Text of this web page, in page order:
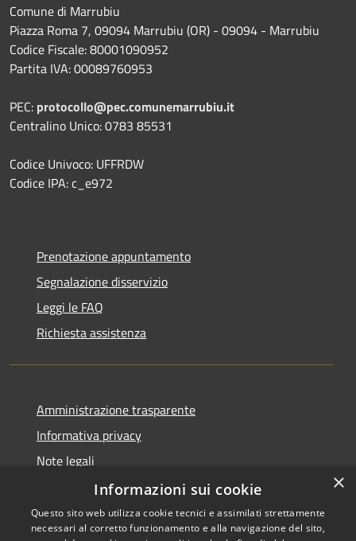
Comune di Marrubiu
Piazza Roma 7, 09094 Marrubiu (OR) - 09094 - Marrubiu
Codice Fiscale: 80001090952
Partita IVA: 00089760953
PEC: protocollo@pec.comunemarrubiu.it
Centralino Unico: 0783 85531
Codice Univoco: UFFRDW
Codice IPA: c_e972
Prenotazione appuntamento
Segnalazione disservizio
Leggi le FAQ
Richiesta assistenza
Amministrazione trasparente
Informativa privacy
Note legali
Dichiarazione di accessibilità
×
Informazioni sui cookie
Questo sito web utilizza cookie tecnici e assimilati strettamente
necessari al corretto funzionamento e alla navigazione del sito,